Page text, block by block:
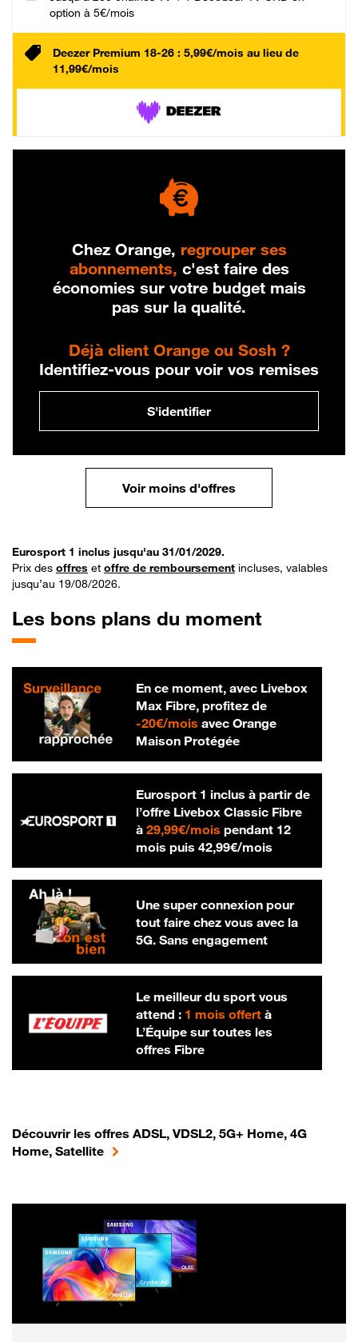
option à 5€/mois
Deezer Premium 18-26 : 5,99€/mois au lieu de
11,99€/mois
Chez Orange, regrouper ses
abonnements, c'est faire des
économies sur votre budget mais
pas sur la qualité.
Déjà client Orange ou Sosh ?
Identifiez-vous pour voir vos remises
S'identifier
Voir moins d'offres
Eurosport 1 inclus jusqu'au 31/01/2029.
Prix des offres et offre de remboursement incluses, valables
jusqu’au 19/08/2026.
Les bons plans du moment
En ce moment, avec Livebox
Max Fibre, profitez de
-20€/mois20 € par mois
avec Orange
Maison Protégée
Eurosport 1 inclus à partir de
l’offre Livebox Classic Fibre
à 29,99€/mois29,99 € par mois
pendant 12
mois puis 42,99€/mois42,99 € par
Une super connexion pour
tout faire chez vous avec la
5G. Sans engagement
Le meilleur du sport vous
attend : 1 mois offertà
L’Équipe sur toutes les
offres Fibre
Découvrir les offres ADSL, VDSL2, 5G+ Home, 4G
Home, Satellite